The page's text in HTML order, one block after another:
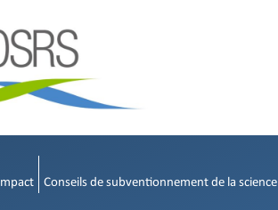
Conseils de subventionnement de la science